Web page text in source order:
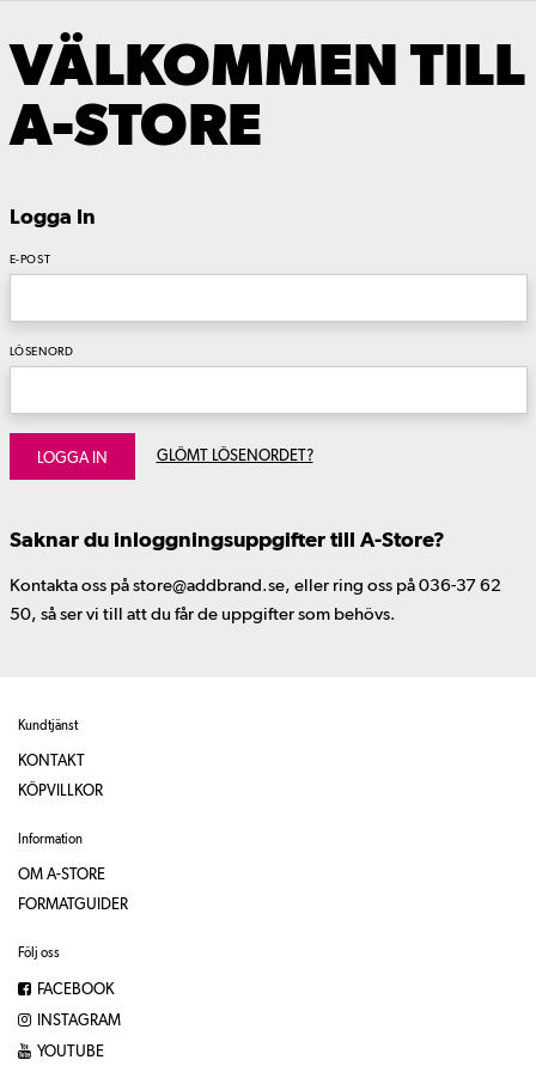
VÄLKOMMEN TILL
A-STORE
Logga In
E-POST
LÖSENORD
LOGGA IN GLÖMT LÖSENORDET?
Saknar du inloggningsuppgifter till A-Store?
Kontakta oss på store@addbrand.se, eller ring oss på 036-37 62
50, så ser vi till att du får de uppgifter som behövs.
Kundtjänst
KONTAKT
KÖPVILLKOR
Information
OM A-STORE
FORMATGUIDER
Följ oss
FACEBOOK
INSTAGRAM
YOUTUBE